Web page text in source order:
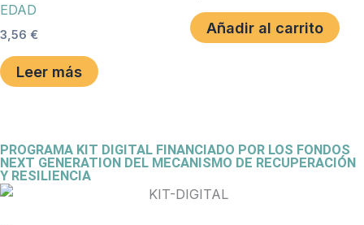
EDAD
3,56 €
Leer más
Añadir al carrito
PROGRAMA KIT DIGITAL FINANCIADO POR LOS FONDOS
NEXT GENERATION DEL MECANISMO DE RECUPERACIÓN
Y RESILIENCIA